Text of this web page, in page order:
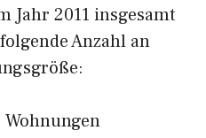
Jahr 2011 insgesamt
Anzahl an